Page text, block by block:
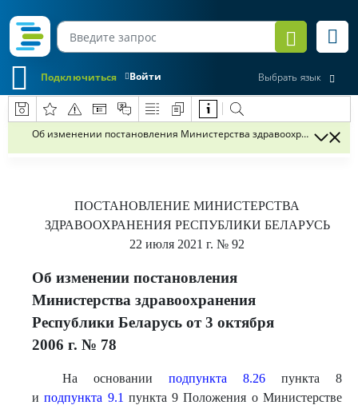
Войти
Подключиться Выбрать язык
Об изменении постановления Министерства здравоохранения
ПОСТАНОВЛЕНИЕ МИНИСТЕРСТВА
ЗДРАВООХРАНЕНИЯ РЕСПУБЛИКИ БЕЛАРУСЬ
22 июля 2021 г. № 92
Об изменении постановления
Министерства здравоохранения
Республики Беларусь от 3 октября
2006 г. № 78
На основании подпункта 8.26пункта 8
иподпункта 9.1 пункта 9 Положения о Министерстве